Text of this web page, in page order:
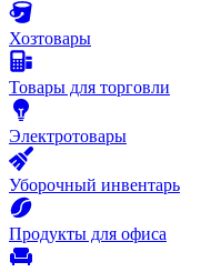
Хозтовары
Товары для торговли
Электротовары
Уборочный инвентарь
Продукты для офиса